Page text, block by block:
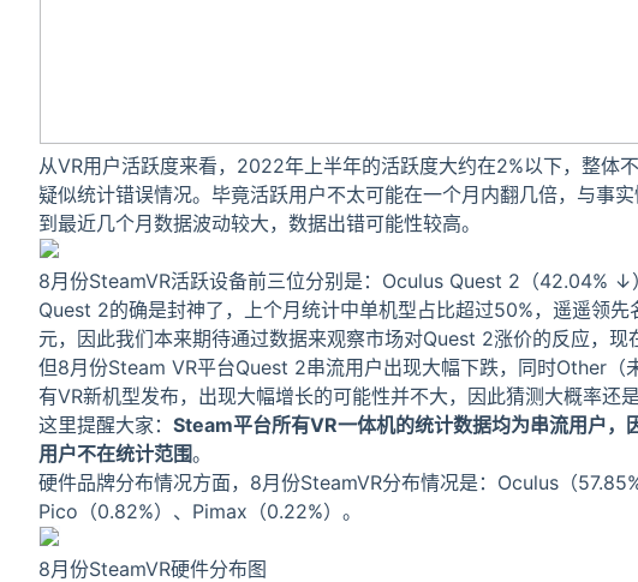
从VR用户活跃度来看，2022年上半年的活跃度大约在2%以下，整体
疑似统计错误情况。毕竟活跃用户不太可能在一个月内翻几倍，与事
到最近几个月数据波动较大，数据出错可能性较高。
8月份SteamVR活跃设备前三位分别是：Oculus Quest 2（42.04%
Quest 2的确是封神了，上个月统计中单机型占比超过50%，遥遥领
元，因此我们本来期待通过数据来观察市场对Quest 2涨价的反应，现
但8月份Steam VR平台Quest 2串流用户出现大幅下跌，同时Other
有VR新机型发布，出现大幅增长的可能性并不大，因此猜测大概率还是
这里提醒大家： Steam平台所有VR一体机的统计数据均为串流用户，
用户不在统计范围。
硬件品牌分布情况方面，8月份SteamVR分布情况是：Oculus（
Pico（0.82%）、Pimax（0.22%）。
8月份SteamVR硬件分布图